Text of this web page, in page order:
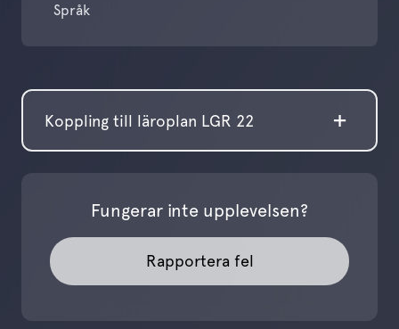
Språk
Koppling till läroplan LGR 22
Fungerar inte upplevelsen?
Rapportera fel